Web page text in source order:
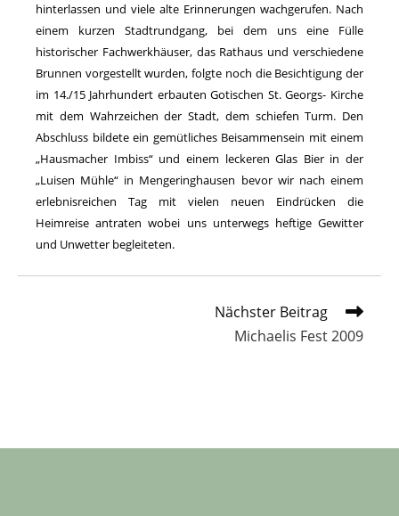
hinterlassen und viele alte Erinnerungen wachgerufen. Nach
einem kurzen Stadtrundgang, bei dem uns eine Fülle
historischer Fachwerkhäuser, das Rathaus und verschiedene
Brunnen vorgestellt wurden, folgte noch die Besichtigung der
im 14./15 Jahrhundert erbauten Gotischen St. Georgs- Kirche
mit dem Wahrzeichen der Stadt, dem schiefen Turm. Den
Abschluss bildete ein gemütliches Beisammensein mit einem
„Hausmacher Imbiss“ und einem leckeren Glas Bier in der
„Luisen Mühle“ in Mengeringhausen bevor wir nach einem
erlebnisreichen Tag mit vielen neuen Eindrücken die
Heimreise antraten wobei uns unterwegs heftige Gewitter
und Unwetter begleiteten.
Nächster Beitrag
Michaelis Fest 2009